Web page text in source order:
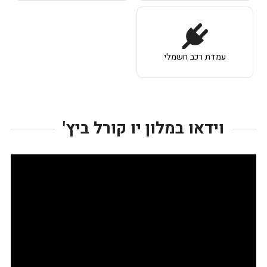
עמדת רכב חשמלי
וידאו במלון יו קורל ביץ'